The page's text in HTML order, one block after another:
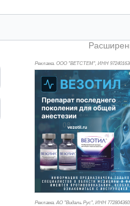
Реклама. ООО "ВЕТСТЕМ", ИНН 972
Реклама. АО "Видаль Рус", ИНН 772